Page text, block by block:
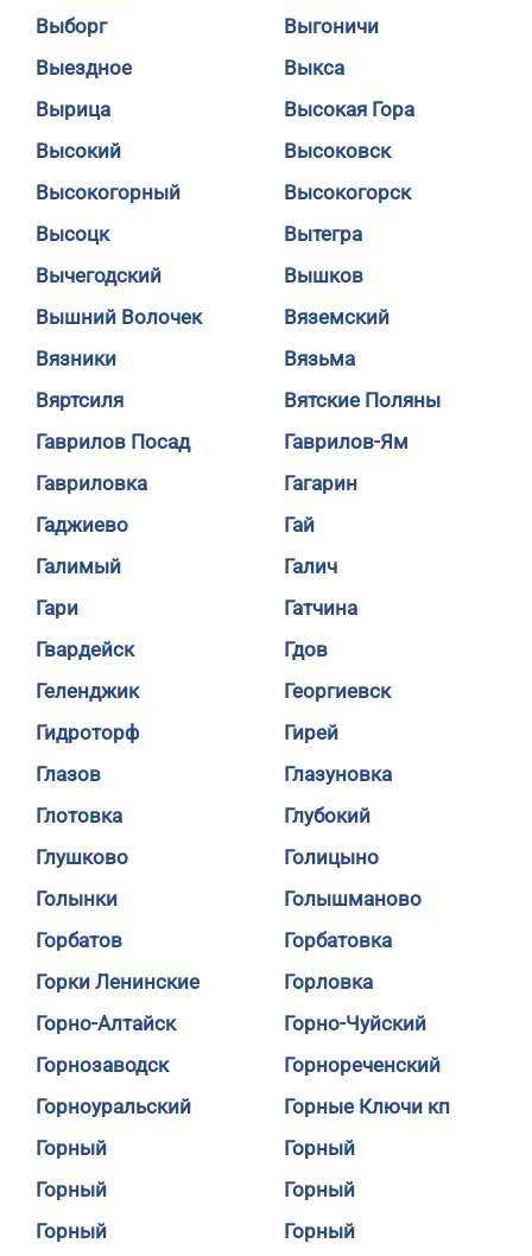
Выборг
Выгоничи
Выездное
Выкса
Вырица
Высокая Гора
Высокий
Высоковск
Высокогорный
Высокогорск
Высоцк
Вытегра
Вычегодский
Вышков
Вышний Волочек
Вяземский
Вязники
Вязьма
Вяртсиля
Вятские Поляны
Гаврилов Посад
Гаврилов-Ям
Гавриловка
Гагарин
Гаджиево
Гай
Галимый
Галич
Гари
Гатчина
Гвардейск
Гдов
Геленджик
Георгиевск
Гидроторф
Гирей
Глазов
Глазуновка
Глотовка
Глубокий
Глушково
Голицыно
Голынки
Голышманово
Горбатов
Горбатовка
Горки Ленинские
Горловка
Горно-Алтайск
Горно-Чуйский
Горнозаводск
Горнореченский
Горноуральский
Горные Ключи кп
Горный
Горный
Горный
Горный
Горный
Горный